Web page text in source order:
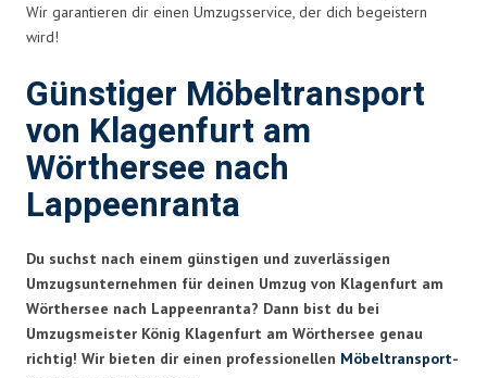
Wir garantieren dir einen Umzugsservice, der dich begeistern
wird!
Günstiger Möbeltransport
von Klagenfurt am
Wörthersee nach
Lappeenranta
Du suchst nach einem günstigen und zuverlässigen
Umzugsunternehmen für deinen Umzug von Klagenfurt am
Wörthersee nach Lappeenranta? Dann bist du bei
Umzugsmeister König Klagenfurt am Wörthersee genau
richtig! Wir bieten dir einen professionellen Möbeltransport-